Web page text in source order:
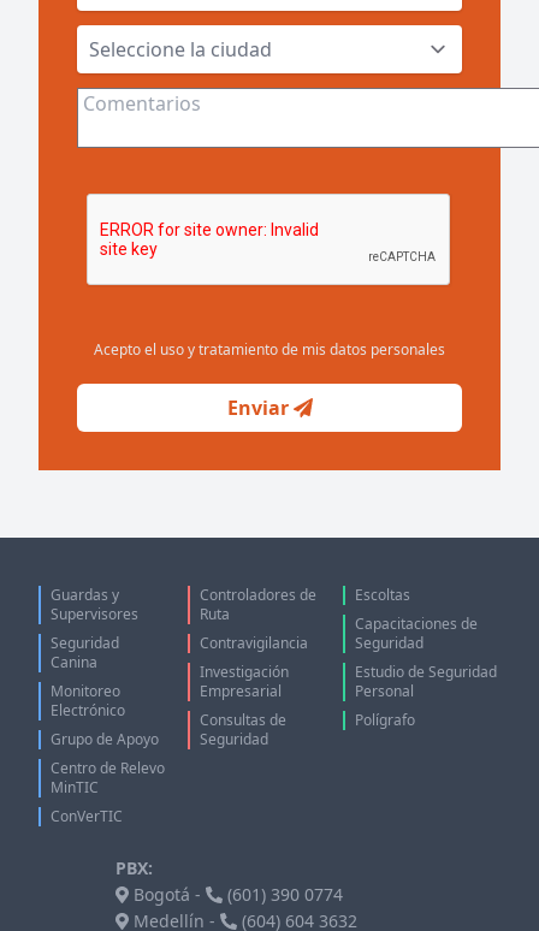
Acepto el uso y tratamiento de mis datos personales
Enviar
Guardas y
Supervisores
Seguridad
Canina
Monitoreo
Electrónico
Grupo de Apoyo
Centro de Relevo
MinTIC
ConVerTIC
Controladores de
Ruta
Contravigilancia
Investigación
Empresarial
Consultas de
Seguridad
Escoltas
Capacitaciones de
Seguridad
Estudio de Seguridad
Personal
Polígrafo
PBX:
Bogotá -
(601) 390 0774
Medellín -
(604) 604 3632